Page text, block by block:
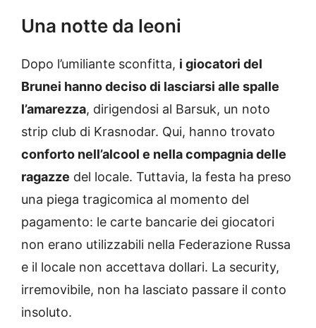
Una notte da leoni
Dopo l’umiliante sconfitta, i giocatori del
Brunei hanno deciso di lasciarsi alle spalle
l’amarezza, dirigendosi al Barsuk, un noto
strip club di Krasnodar. Qui, hanno trovato
conforto nell’alcool e nella compagnia delle
ragazze del locale. Tuttavia, la festa ha preso
una piega tragicomica al momento del
pagamento: le carte bancarie dei giocatori
non erano utilizzabili nella Federazione Russa
e il locale non accettava dollari. La security,
irremovibile, non ha lasciato passare il conto
insoluto.